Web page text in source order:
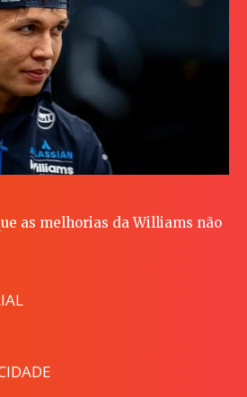
as melhorias da Williams não